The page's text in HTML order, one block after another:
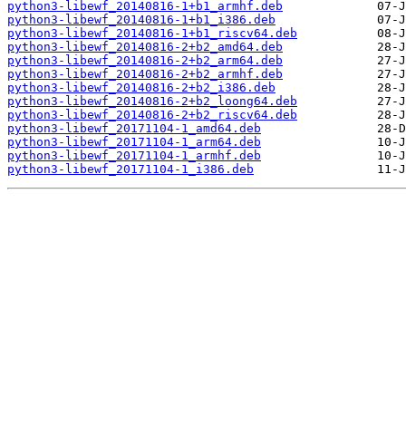
python3-libewf_20140816-1+b1_armhf.deb
python3-libewf_20140816-1+b1_i386.deb
python3-libewf_20140816-1+b1_riscv64.deb
python3-libewf_20140816-2+b2_amd64.deb
python3-libewf_20140816-2+b2_arm64.deb
python3-libewf_20140816-2+b2_armhf.deb
python3-libewf_20140816-2+b2_i386.deb
python3-libewf_20140816-2+b2_loong64.deb
python3-libewf_20140816-2+b2_riscv64.deb
python3-libewf_20171104-1_amd64.deb
python3-libewf_20171104-1_arm64.deb
python3-libewf_20171104-1_armhf.deb
python3-libewf_20171104-1_i386.deb